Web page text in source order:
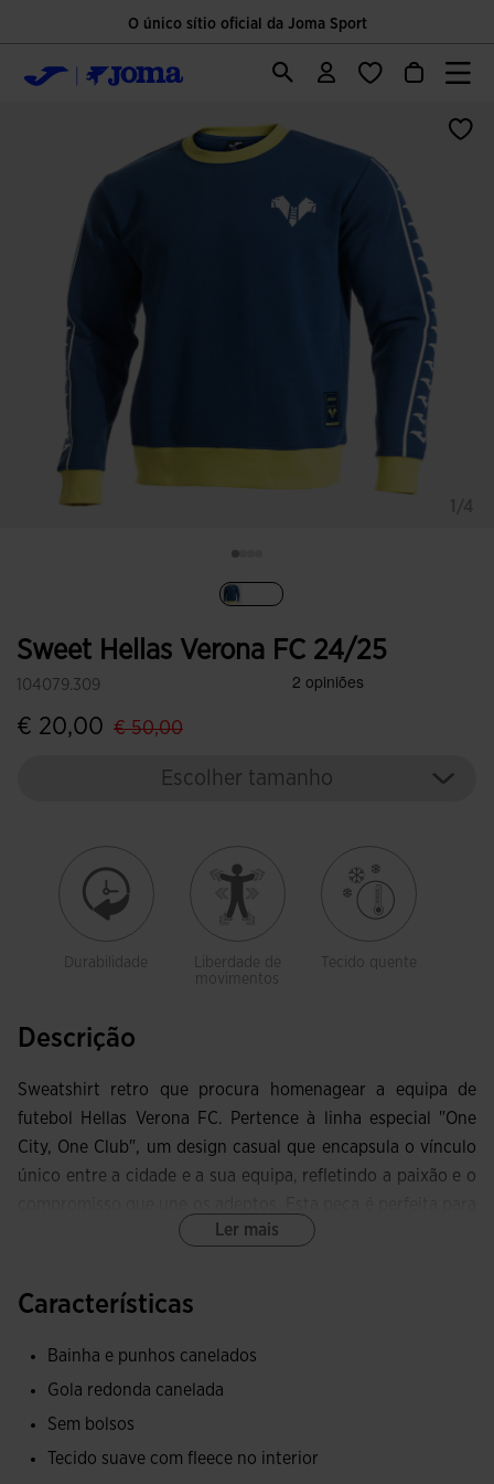
O único sítio oficial da Joma Sport
Sweet Hellas Verona FC 24/25
104079.309
€ 20,00 label.price.reduced.from
€ 50,00
Escolher tamanho
Durabilidade
Liberdade de
movimentos
Tecido quente
Descrição
Sweatshirt retro que procura homenagear a equipa de
futebol Hellas Verona FC. Pertence à linha especial "One
City, One Club", um design casual que encapsula o vínculo
único entre a cidade e a sua equipa, refletindo a paixão e o
os seguidores que desejam vestir a sua paixão pelo futebol
Fabricada em 100% algodão, um tecido de excelente
resistência, durabilidade e uma grande qualidade graças ao
fleece que o compõe. Inclui detalhes como o decote
redondo, os punhos e a bainha em rib, além de uma fita
interior que garante um acabamento impecável que evita
Ler mais
Características
Bainha e punhos canelados
Gola redonda canelada
Sem bolsos
Tecido suave com fleece no interior